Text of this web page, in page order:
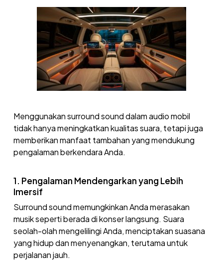
Menggunakan surround sound dalam audio mobil
tidak hanya meningkatkan kualitas suara, tetapi juga
memberikan manfaat tambahan yang mendukung
pengalaman berkendara Anda.
1. Pengalaman Mendengarkan yang Lebih
Imersif
Surround sound memungkinkan Anda merasakan
musik seperti berada di konser langsung. Suara
seolah-olah mengelilingi Anda, menciptakan suasana
yang hidup dan menyenangkan, terutama untuk
perjalanan jauh.